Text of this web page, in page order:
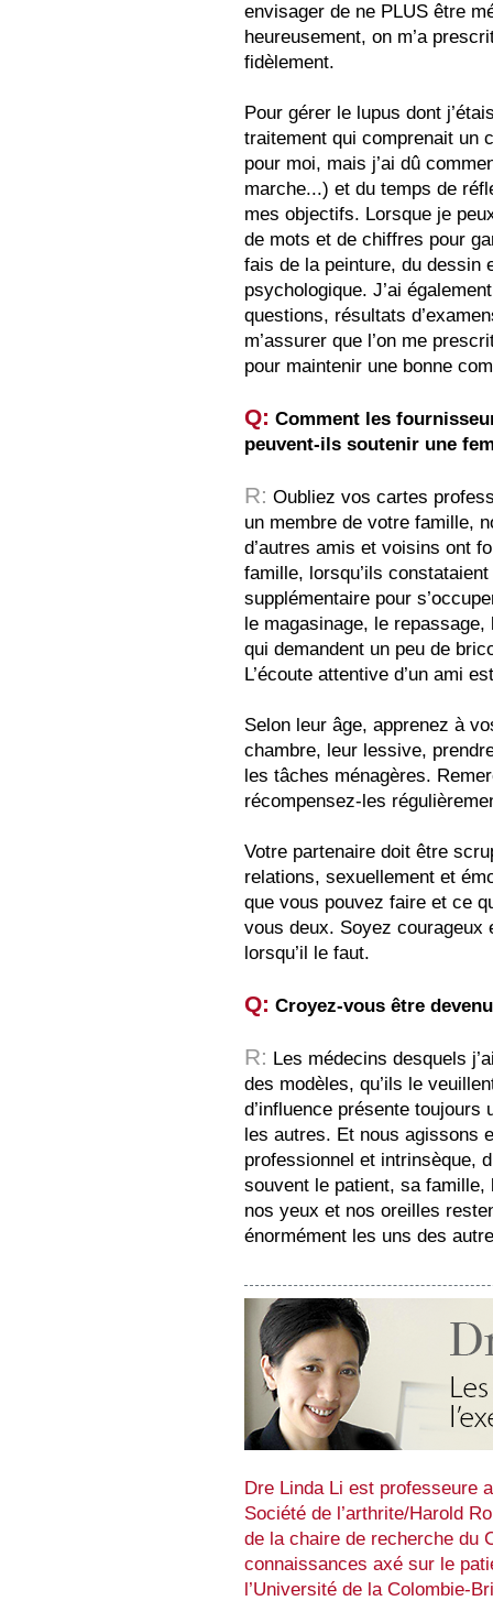
envisager de ne PLUS être
heureusement, on m’a
fidèlement.
Pour gérer le lupus dont
traitement qui comprenait un
pour moi, mais j’ai dû
marche...) et du temps de
mes objectifs. Lorsque je
de mots et de chiffres pour
fais de la peinture, du dessin
psychologique. J’ai
questions, résultats
m’assurer que l’on me
pour maintenir une bonne
Q: Comment les
peuvent-ils soutenir une
R: Oubliez vos cartes
un membre de votre famille,
d’autres amis et voisins ont
famille, lorsqu’ils
supplémentaire pour
le magasinage, le
qui demandent un peu de
L’écoute attentive d’un ami
Selon leur âge, apprenez à
chambre, leur lessive,
les tâches ménagères.
récompensez-les
Votre partenaire doit être
relations, sexuellement et
que vous pouvez faire et ce
vous deux. Soyez courageux
lorsqu’il le faut.
Q: Croyez-vous être
R: Les médecins desquels
des modèles, qu’ils le
d’influence présente
les autres. Et nous agissons
professionnel et intrinsèque,
souvent le patient, sa
nos yeux et nos oreilles
énormément les uns des
Dre Linda Li est professeure
Société de l’arthrite/Harold
de la chaire de recherche du
connaissances axé sur le
l’Université de la Colombie-